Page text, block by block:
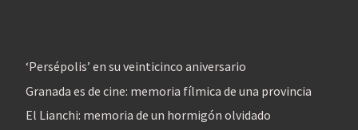
‘Persépolis’ en su veinticinco aniversario
Granada es de cine: memoria fílmica de una provincia
El Lianchi: memoria de un hormigón olvidado